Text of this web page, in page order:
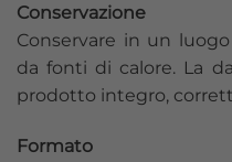
Conservazione
Conservare in un
da fonti di calore. La
prodotto integro,
Formato